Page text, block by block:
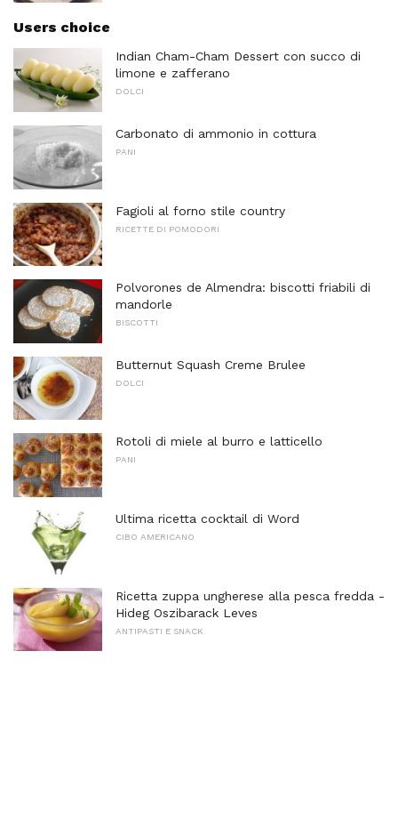
Users choice
Indian Cham-Cham Dessert con succo di
limone e zafferano
DOLCI
Carbonato di ammonio in cottura
PANI
Fagioli al forno stile country
RICETTE DI POMODORI
Polvorones de Almendra: biscotti friabili di
mandorle
BISCOTTI
Butternut Squash Creme Brulee
DOLCI
Rotoli di miele al burro e latticello
PANI
Ultima ricetta cocktail di Word
CIBO AMERICANO
Ricetta zuppa ungherese alla pesca fredda -
Hideg Oszibarack Leves
ANTIPASTI E SNACK